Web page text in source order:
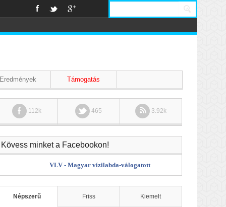
Eredmények Támogatás
112k 465 3.92k
Kövess minket a Facebookon!
VLV - Magyar vízilabda-válogatott
Népszerű Friss Kiemelt